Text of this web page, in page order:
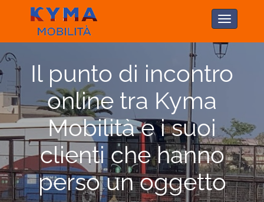
Il punto di incontro
online tra Kyma
Mobilità e i suoi
clienti che hanno
perso un oggetto